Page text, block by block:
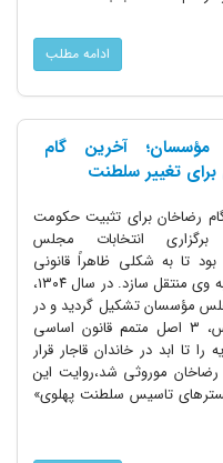
ادامه مطلب
آخرین گام
تغییر سلطنت
رضاخان برای تثبیت حکومت
انتخابات مجلس
تا به شکلی ظاهراً قانونی
قدرت را به وی منتقل سازد. در سال ۱۳۰۴،
مؤسسان تشکیل گردید و در
آن مجلس، ۳ اصل متمم قانون اساسی
را تا ابد در خاندان قاجار قرار
موروثی شد،روایت این
522 از کتاب «بسترهای تاسیس سلطنت پهلوی»